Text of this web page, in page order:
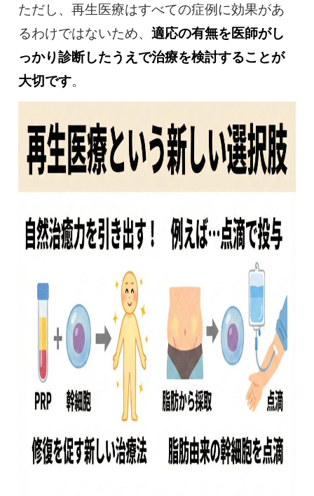
ただし、再生医療はすべての症例に効果があ
るわけではないため、 適応の有無を医師がし
っかり診断したうえで治療を検討することが
大切です。